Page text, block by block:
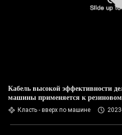
Кабель высокой эффективности
машины применяется к
Класть - вверх по машине